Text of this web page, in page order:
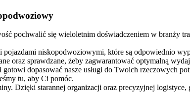
pochwalić się wieloletnim doświadczeniem w branży
pojazdami niskopodwoziowymi, które są odpowiednio
oraz sprawdzane, żeby zagwarantować optymalną
gotowi dopasować nasze usługi do Twoich rzeczowych
tu, aby Ci pomóc.
Dzięki starannej organizacji oraz precyzyjnej